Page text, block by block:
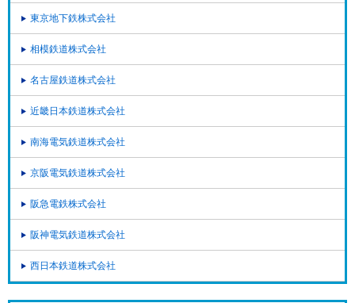
東京地下鉄株式会社
相模鉄道株式会社
名古屋鉄道株式会社
近畿日本鉄道株式会社
南海電気鉄道株式会社
京阪電気鉄道株式会社
阪急電鉄株式会社
阪神電気鉄道株式会社
西日本鉄道株式会社